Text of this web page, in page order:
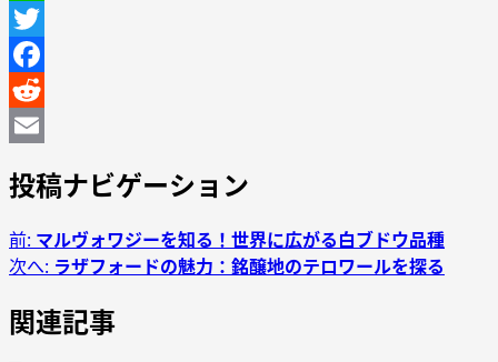
Line
Twitter
Facebook
Reddit
投稿ナビゲーション
前: マルヴォワジーを知る！世界に広がる白ブドウ品種
次へ: ラザフォードの魅力：銘醸地のテロワールを探る
関連記事